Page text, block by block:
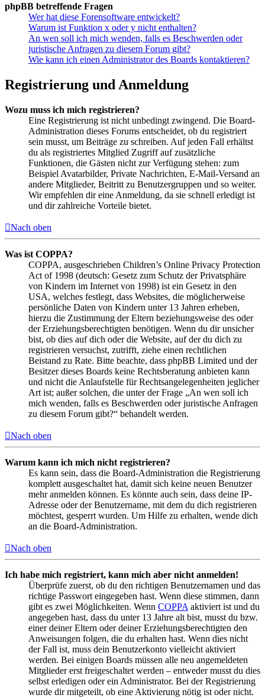
phpBB betreffende Fragen
Wer hat diese Forensoftware entwickelt?
Warum ist Funktion x oder y nicht enthalten?
An wen soll ich mich wenden, falls es Beschwerden oder
juristische Anfragen zu diesem Forum gibt?
Wie kann ich einen Administrator des Boards kontaktieren?
Registrierung und Anmeldung
Wozu muss ich mich registrieren?
Eine Registrierung ist nicht unbedingt zwingend. Die Board-
Administration dieses Forums entscheidet, ob du registriert
sein musst, um Beiträge zu schreiben. Auf jeden Fall erhältst
du als registriertes Mitglied Zugriff auf zusätzliche
Funktionen, die Gästen nicht zur Verfügung stehen: zum
Beispiel Avatarbilder, Private Nachrichten, E-Mail-Versand an
andere Mitglieder, Beitritt zu Benutzergruppen und so weiter.
Wir empfehlen dir eine Anmeldung, da sie schnell erledigt ist
und dir zahlreiche Vorteile bietet.
Nach oben
Was ist COPPA?
COPPA, ausgeschrieben Children’s Online Privacy Protection
Act of 1998 (deutsch: Gesetz zum Schutz der Privatsphäre
von Kindern im Internet von 1998) ist ein Gesetz in den
USA, welches festlegt, dass Websites, die möglicherweise
persönliche Daten von Kindern unter 13 Jahren erheben,
hierzu die Zustimmung der Eltern beziehungsweise des oder
der Erziehungsberechtigten benötigen. Wenn du dir unsicher
bist, ob dies auf dich oder die Website, auf der du dich zu
registrieren versuchst, zutrifft, ziehe einen rechtlichen
Beistand zu Rate. Bitte beachte, dass phpBB Limited und der
Besitzer dieses Boards keine Rechtsberatung anbieten kann
und nicht die Anlaufstelle für Rechtsangelegenheiten jeglicher
Art ist; außer solchen, die unter der Frage „An wen soll ich
mich wenden, falls es Beschwerden oder juristische Anfragen
zu diesem Forum gibt?“ behandelt werden.
Nach oben
Warum kann ich mich nicht registrieren?
Es kann sein, dass die Board-Administration die Registrierung
komplett ausgeschaltet hat, damit sich keine neuen Benutzer
mehr anmelden können. Es könnte auch sein, dass deine IP-
Adresse oder der Benutzername, mit dem du dich registrieren
möchtest, gesperrt wurden. Um Hilfe zu erhalten, wende dich
an die Board-Administration.
Nach oben
Ich habe mich registriert, kann mich aber nicht anmelden!
Überprüfe zuerst, ob du den richtigen Benutzernamen und das
richtige Passwort eingegeben hast. Wenn diese stimmen, dann
gibt es zwei Möglichkeiten. Wenn COPPA aktiviert ist und du
angegeben hast, dass du unter 13 Jahre alt bist, musst du bzw.
einer deiner Eltern oder deiner Erziehungsberechtigten den
Anweisungen folgen, die du erhalten hast. Wenn dies nicht
der Fall ist, muss dein Benutzerkonto vielleicht aktiviert
werden. Bei einigen Boards müssen alle neu angemeldeten
Mitglieder erst freigeschaltet werden – entweder musst du dies
selbst erledigen oder ein Administrator. Bei der Registrierung
wurde dir mitgeteilt, ob eine Aktivierung nötig ist oder nicht.